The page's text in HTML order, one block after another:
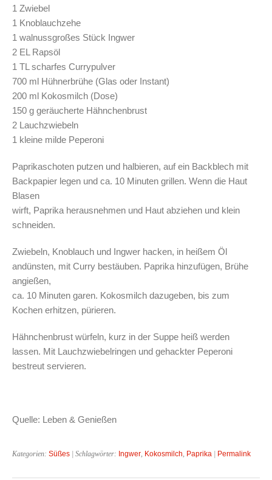
1 Zwiebel
1 Knoblauchzehe
1 walnussgroßes Stück Ingwer
2 EL Rapsöl
1 TL scharfes Currypulver
700 ml Hühnerbrühe (Glas oder Instant)
200 ml Kokosmilch (Dose)
150 g geräucherte Hähnchenbrust
2 Lauchzwiebeln
1 kleine milde Peperoni
Paprikaschoten putzen und halbieren, auf ein Backblech mit
Backpapier legen und ca. 10 Minuten grillen. Wenn die Haut
Blasen
wirft, Paprika herausnehmen und Haut abziehen und klein
schneiden.
Zwiebeln, Knoblauch und Ingwer hacken, in heißem Öl
andünsten, mit Curry bestäuben. Paprika hinzufügen, Brühe
angießen,
ca. 10 Minuten garen. Kokosmilch dazugeben, bis zum
Kochen erhitzen, pürieren.
Hähnchenbrust würfeln, kurz in der Suppe heiß werden
lassen. Mit Lauchzwiebelringen und gehackter Peperoni
bestreut servieren.
Quelle: Leben & Genießen
Kategorien: Süßes | Schlagwörter: Ingwer, Kokosmilch, Paprika Permalink